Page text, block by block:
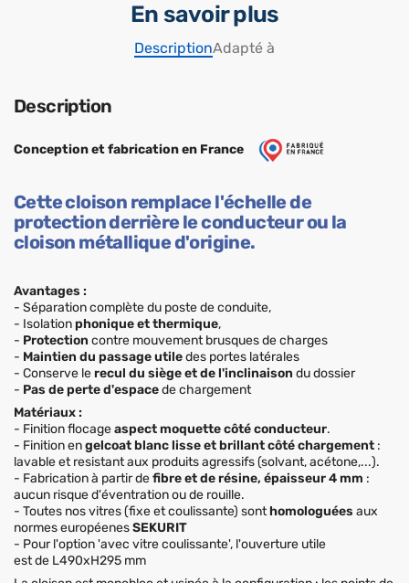
En savoir plus
DescriptionAdapté à
Description
Conception et fabrication en France
Cette cloison remplace l'échelle de
protection derrière le conducteur ou la
cloison métallique d'origine.
Avantages :
- Séparation complète du poste de conduite,
- Isolationphonique et thermique,
- Protection contre mouvement brusques de charges
- Maintien du passage utiledes portes latérales
- Conserve lerecul du siège et de l'inclinaison du dossier
- Pas de perte d'espacede chargement
Matériaux :
- Finition flocageaspect moquette côté conducteur.
- Finition engelcoat blanc lisse et brillant côté chargement :
lavable et resistant aux produits agressifs (solvant, acétone,...).
- Fabrication à partir defibre et de résine, épaisseur 4 mm :
aucun risque d'éventration ou de rouille.
- Toutes nos vitres (fixe et coulissante) sonthomologuées aux
normes européenesSEKURIT
- Pour l'option 'avec vitre coulissante', l'ouverture utile
est de L490xH295 mm